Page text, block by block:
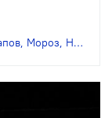
Мороз Невидимый театр